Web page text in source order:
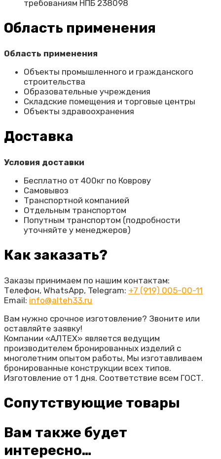
требованиям НПБ 238098
Область применения
Область применения
Объекты промышленного и гражданского
строительства
Образовательные учреждения
Складские помещения и торговые центры
Объекты здравоохранения
Доставка
Условия доставки
Бесплатно от 400кг по Коврову
Самовывоз
Транспортной компанией
Отдельным транспортом
Попутным транспортом (подробности
уточняйте у менеджеров)
Как заказать?
Заказы принимаем по нашим контактам:
Телефон, WhatsApp, Telegram: +7 (919) 005-00-11
Email: info@alteh33.ru
Вам нужно срочное изготовление? Звоните или
оставляйте заявку!
Компании «АЛТЕХ» является ведущим
производителем бронированных изделий с
многолетним опытом работы, Мы изготавливаем
бронированные конструкции всех типов.
Изготовление от 1 дня. Соответствие всем ГОСТ.
Сопутствующие товары
Вам также будет
интересно…